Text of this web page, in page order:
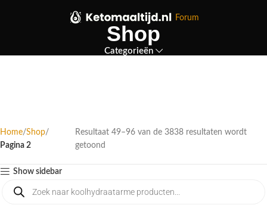
Forum
Shop
Categorieën
Home Shop
Pagina 2
Resultaat 49–96 van de 3838 resultaten wordt
getoond
Show sidebar